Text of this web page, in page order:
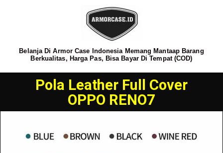
Belanja Di Armor Case Indonesia Memang Mantaap Barang
Berkualitas, Harga Pas, Bisa Bayar Di Tempat (COD)
Pola Leather Full Cover
OPPO RENO7